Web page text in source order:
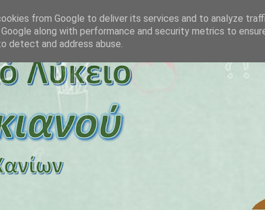
from Google to deliver its services and to analyze
along with performance and security metrics to
detect and address abuse.